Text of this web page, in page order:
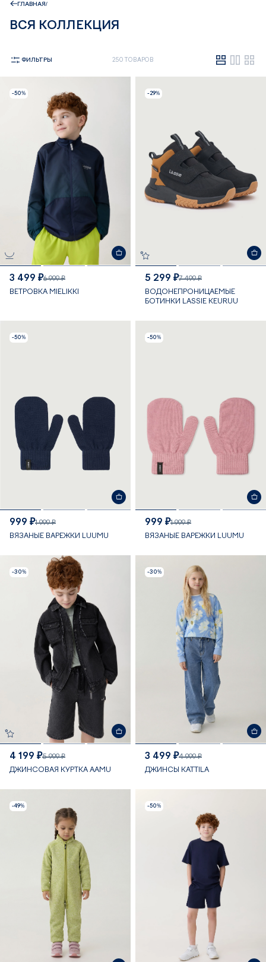
ГЛАВНАЯ
ВСЯ КОЛЛЕКЦИЯ
ФИЛЬТРЫ 250 ТОВАРОВ
-50%
3 499 ₽6 999 ₽
ВЕТРОВКА MIELIKKI
-29%
5 299 ₽7 499 ₽
ВОДОНЕПРОНИЦАЕМЫЕ
БОТИНКИ LASSIE KEURUU
-50%
999 ₽1 999 ₽
ВЯЗАНЫЕ ВАРЕЖКИ LUUMU
-50%
999 ₽1 999 ₽
ВЯЗАНЫЕ ВАРЕЖКИ LUUMU
-30%
4 199 ₽5 999 ₽
ДЖИНСОВАЯ КУРТКА AAMU
-30%
3 499 ₽4 999 ₽
ДЖИНСЫ KATTILA
-49% -50%